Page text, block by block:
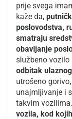
prije svega
kaže da,
poslovodstva,
smatraju
obavljanje
službeno vozilo
odbitak
utrošeno
unajmljivanje i
takvim vozilima.
vozila, kod